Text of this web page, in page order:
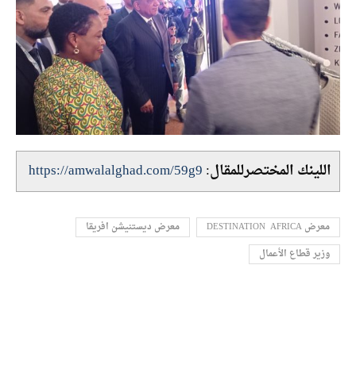
اللينك المختصرللمقال:https://amwalalghad.com/59g9
معرض DESTINATION AFRICA
معرض ديستنيشن افريقا
وزير قطاع الأعمال